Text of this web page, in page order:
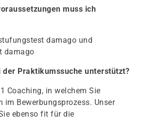
muss ich
damago und
damago
der Praktikumssuche unterstützt?
Coaching, in welchem Sie
im Bewerbungsprozess. Unser
ebenso fit für die